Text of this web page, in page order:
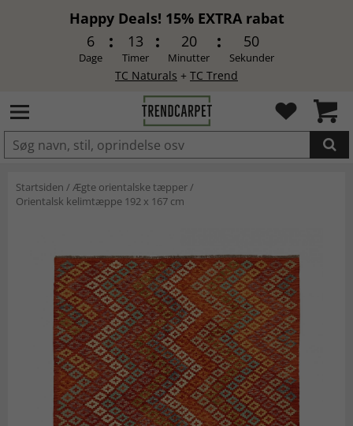
Happy Deals! 15% EXTRA rabat
6
Dage
13
Timer
20
Minutter
50
Sekunder
TC Naturals + TC Trend
LAGT I INDKØBSKURVEN.
Startsiden /Ægte orientalske tæpper/
Orientalsk kelimtæppe 192 x 167 cm